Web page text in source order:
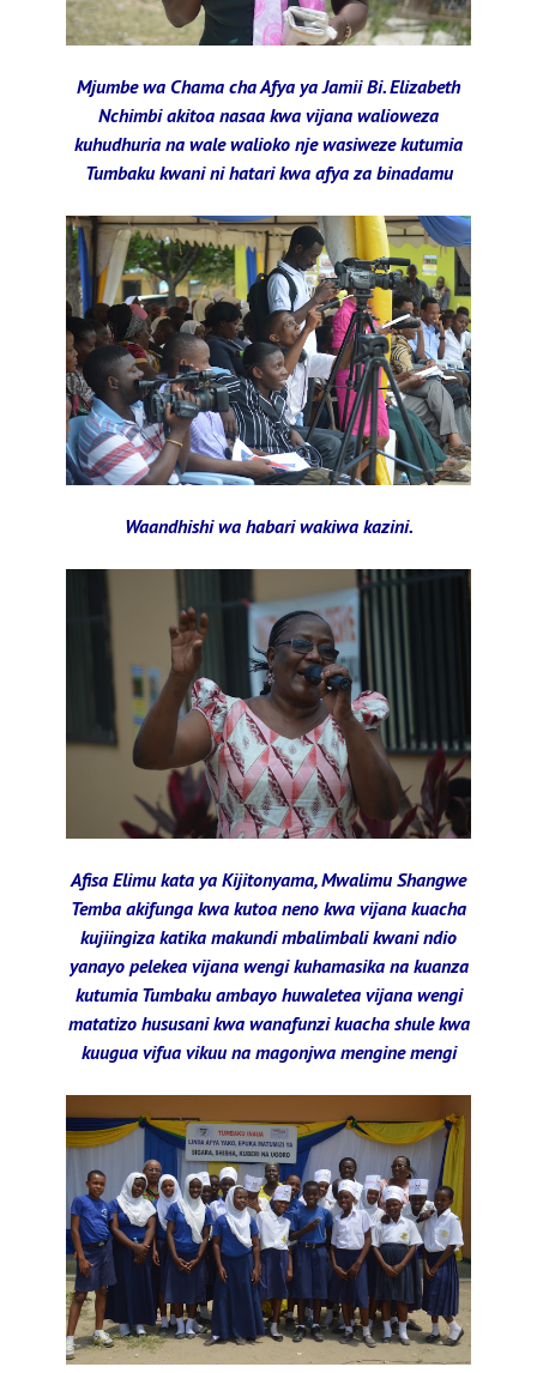
Mjumbe wa Chama cha Afya ya Jamii Bi. Elizabeth
Nchimbi akitoa nasaa kwa vijana walioweza
kuhudhuria na wale walioko nje wasiweze kutumia
Tumbaku kwani ni hatari kwa afya za binadamu
Waandhishi wa habari wakiwa kazini.
Afisa Elimu kata ya Kijitonyama, Mwalimu Shangwe
Temba akifunga kwa kutoa neno kwa vijana kuacha
kujiingiza katika makundi mbalimbali kwani ndio
yanayo pelekea vijana wengi kuhamasika na kuanza
kutumia Tumbaku ambayo huwaletea vijana wengi
matatizo hususani kwa wanafunzi kuacha shule kwa
kuugua vifua vikuu na magonjwa mengine mengi